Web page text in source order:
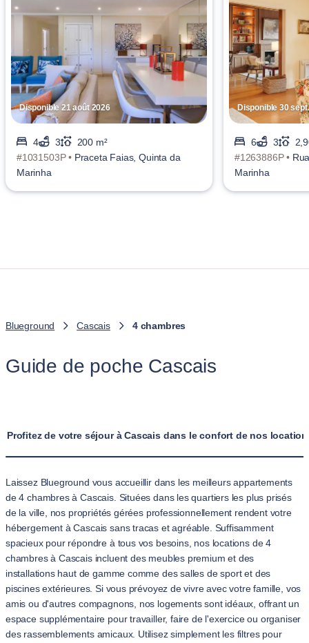
Disponible 21 août 2026
4 3
200 m²
#1031503P • Praceta Faias, Quinta da
Marinha
Disponible 30
6 3
#1263886P •
Marinha
Blueground Cascais 4 chambres
Guide de poche Cascais
Profitez de votre séjour à Cascais dans le confort de nos
Laissez Blueground vous accueillir dans les meilleurs appartements
de 4 chambres à Cascais. Situées dans les quartiers les plus prisés
de la ville, nos propriétés gérées professionnellement rendent votre
hébergement à Cascais sans tracas et agréable. Suffisamment
spacieux pour répondre à tous vos besoins, nos locations de 4
chambres à Cascais incluent des meubles premium et des
installations haut de gamme comme des salles de sport et des
piscines extérieures. Si vous prévoyez de vivre avec votre famille, vos
amis ou d'autres compagnons, nos logements sont idéaux, offrant un
espace supplémentaire pour travailler, faire de l'exercice ou organiser
des rassemblements amicaux. Utilisez simplement les filtres pour